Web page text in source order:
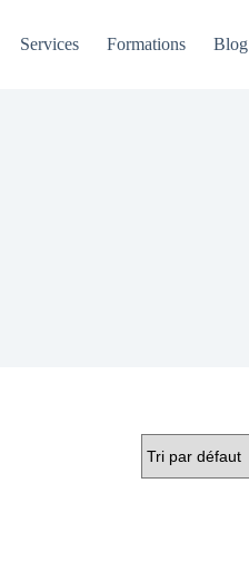
Services Formations Blog